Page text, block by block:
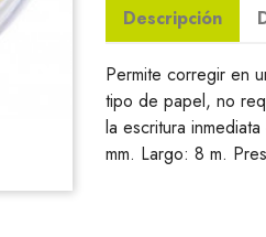
Descripción
Permite corregir en
tipo de papel, no
la escritura
mm. Largo: 8 m.